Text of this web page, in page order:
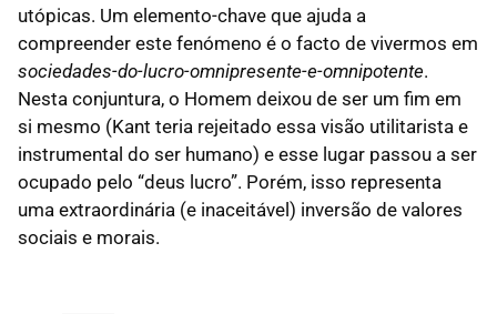
utópicas. Um elemento-chave que ajuda a
compreender este fenómeno é o facto de vivermos em
sociedades-do-lucro-omnipresente-e-omnipotente.
Nesta conjuntura, o Homem deixou de ser um fim em
si mesmo (Kant teria rejeitado essa visão utilitarista e
instrumental do ser humano) e esse lugar passou a ser
ocupado pelo “deus lucro”. Porém, isso representa
uma extraordinária (e inaceitável) inversão de valores
sociais e morais.